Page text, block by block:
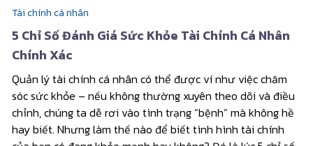
Tài chính cá nhân
5 Chỉ Số Đánh Giá Sức Khỏe Tài Chính Cá Nhân
Chính Xác
Quản lý tài chính cá nhân có thể được ví như việc chăm
sóc sức khỏe – nếu không thường xuyên theo dõi và điều
chỉnh, chúng ta dễ rơi vào tình trạng “bệnh” mà không hề
hay biết. Nhưng làm thế nào để biết tình hình tài chính